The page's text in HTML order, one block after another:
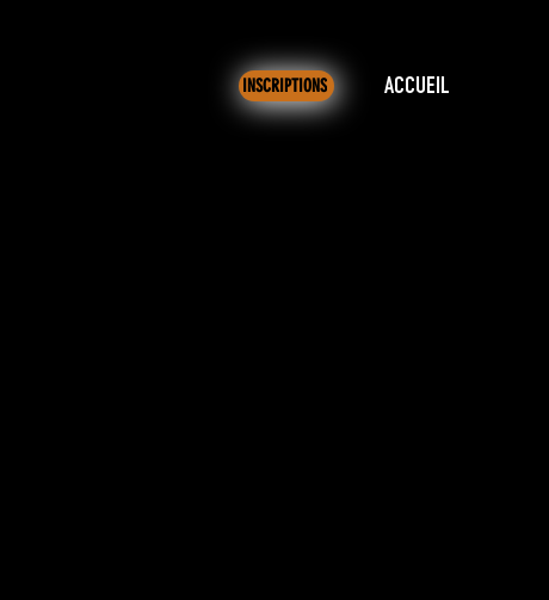
INSCRIPTIONS ACCUEIL